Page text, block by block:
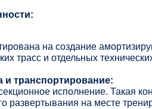
на создание
трасс и отдельных
и транспортирование:
исполнение. Такая
развертывания на месте